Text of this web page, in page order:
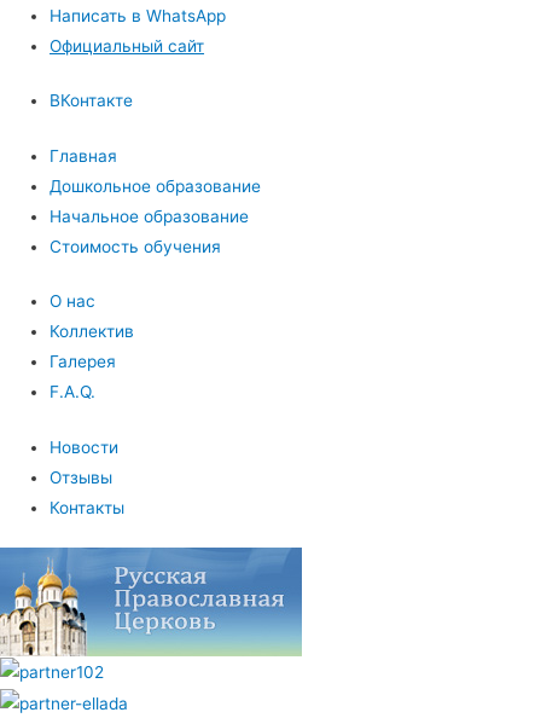
Написать в WhatsApp
Официальный сайт
ВКонтакте
Главная
Дошкольное образование
Начальное образование
Стоимость обучения
О нас
Коллектив
Галерея
F.A.Q.
Новости
Отзывы
Контакты